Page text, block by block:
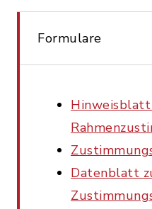
Formulare
Datenblatt